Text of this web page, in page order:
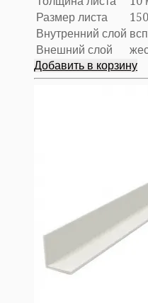
Размер листа
Внутренний слой
Внешний слой
Добавить в корзину